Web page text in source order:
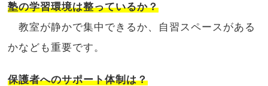
塾の学習環境は整っているか？
教室が静かで集中できるか、自習スペースがある
かなども重要です。
保護者へのサポート体制は？